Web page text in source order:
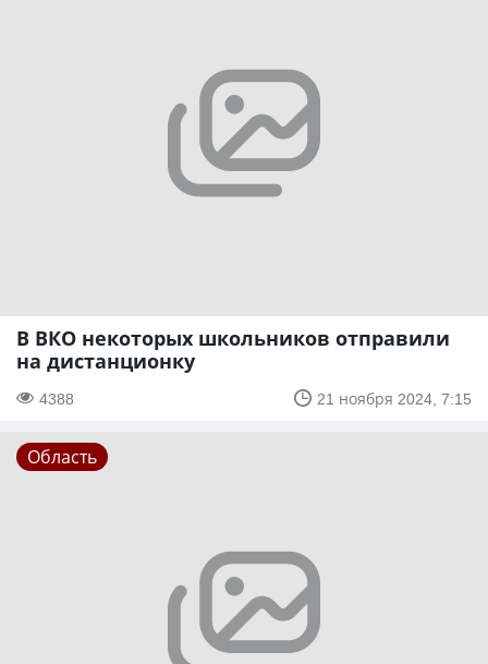
В ВКО некоторых школьников отправили
на дистанционку
4388 21 ноября 2024, 7:15
Область